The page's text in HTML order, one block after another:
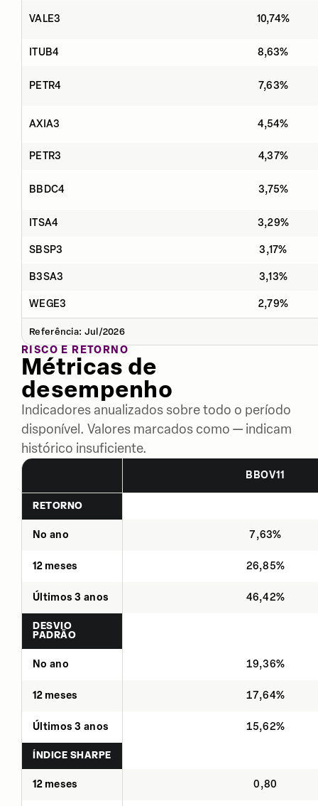
VALE3 10,74%
ITUB4 8,63%
PETR4 7,63%
AXIA3 4,54%
PETR3 4,37%
BBDC4 3,75%
ITSA4 3,29%
SBSP3 3,17%
B3SA3 3,13%
WEGE3 2,79%
Referência: Jul/2026
RISCO E RETORNO
Métricas de
desempenho
Indicadores anualizados sobre todo o período
disponível. Valores marcados como — indicam
histórico insuficiente.
BBOV11
RETORNO
No ano 7,63%
12 meses 26,85%
Últimos 3 anos 46,42%
DESVIO
PADRÃO
No ano 19,36%
12 meses 17,64%
Últimos 3 anos 15,62%
ÍNDICE SHARPE
12 meses 0,80